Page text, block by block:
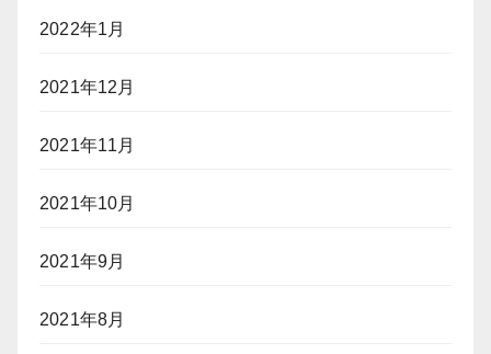
2022年1月
2021年12月
2021年11月
2021年10月
2021年9月
2021年8月